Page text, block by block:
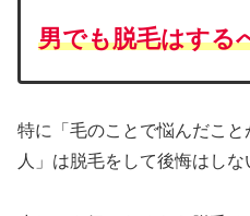
男でも脱毛はする
特に「毛のことで悩んだこ
人」は脱毛をして後悔はしな